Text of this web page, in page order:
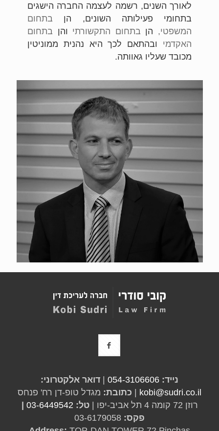
לאורך השנים, רשמה לעצמה החברה הישגים
בתחומי פעילותה השונים, הן בתחום
המשפטי, הן בתחום התקשורתי והן בתחום
האקדמי ובהתאם לכך היא נהנית ממוניטין
מכובד שעליו גאוותה.
נייד: 054-3106606
| דואר אלקטרוני:
kobi@sudri.co.il
| כתובת: מגדל טופ-דן רח' פנחס
רוזן 72 קומה 4 תל אביב-יפו |
טל: 03-6449542
|
פקס: 03-6179058